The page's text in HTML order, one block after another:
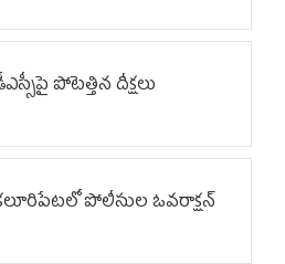
పోటెత్తిన దీక్షలు
పోలీసుల ఓవ‌రాక్ష‌న్‌